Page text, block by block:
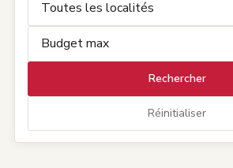
Rechercher
Réinitialiser